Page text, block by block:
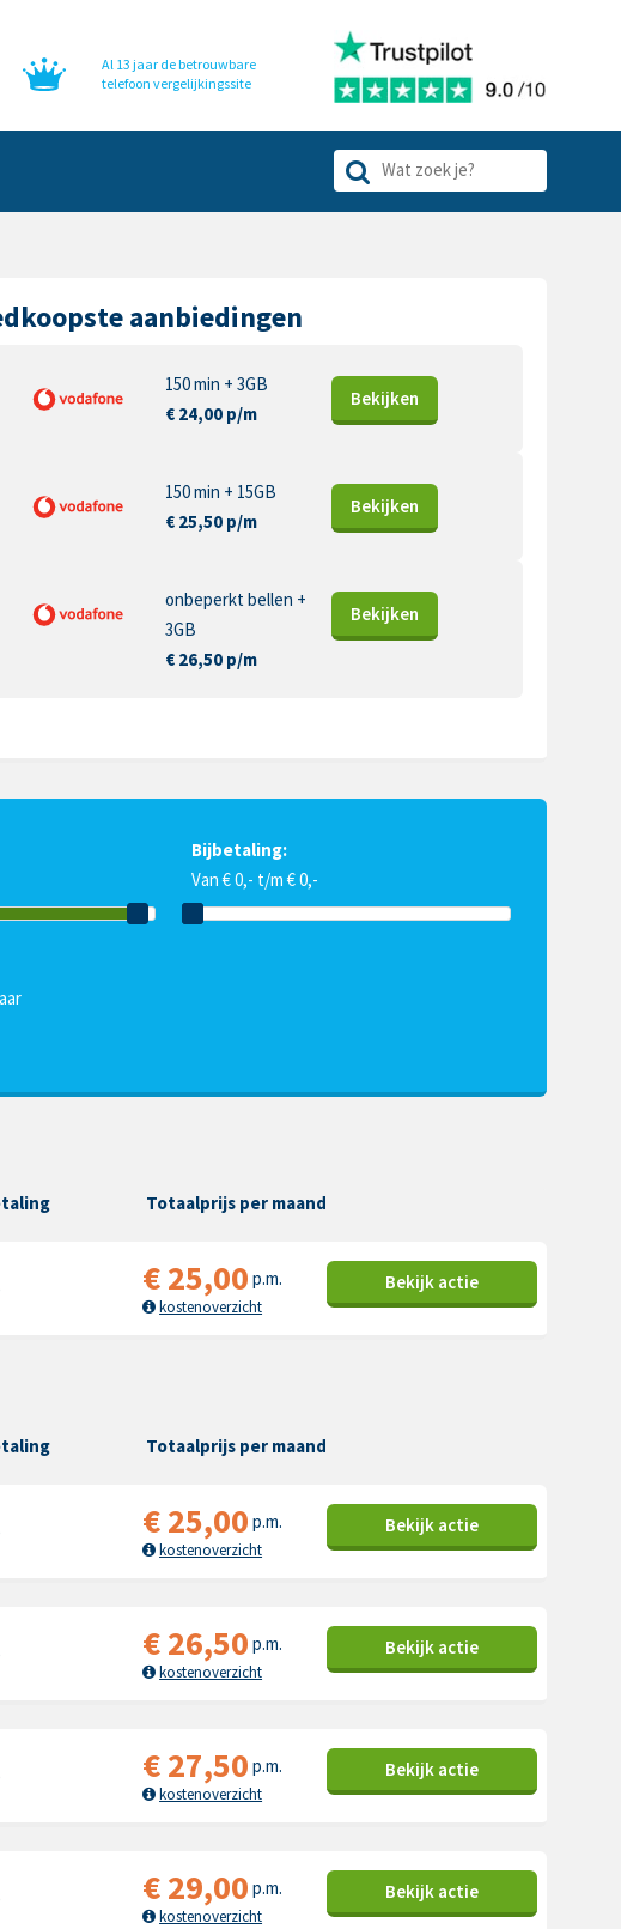
Al 13 jaar de betrouwbare
telefoon vergelijkingssite
aanbiedingen
150 min + 3GB
€ 24,00 p/m
Bekijken
150 min + 15GB
€ 25,50 p/m
Bekijken
onbeperkt bellen +
3GB
€ 26,50 p/m
Bekijken
Bijbetaling:
Van € 0,- t/m € 0,-
Totaalprijs per maand
€25,00 p.m.
kostenoverzicht
Bekijk actie
Totaalprijs per maand
€25,00 p.m.
kostenoverzicht
Bekijk actie
€26,50 p.m.
kostenoverzicht
Bekijk actie
€27,50 p.m.
kostenoverzicht
Bekijk actie
€29,00 p.m.
kostenoverzicht
Bekijk actie